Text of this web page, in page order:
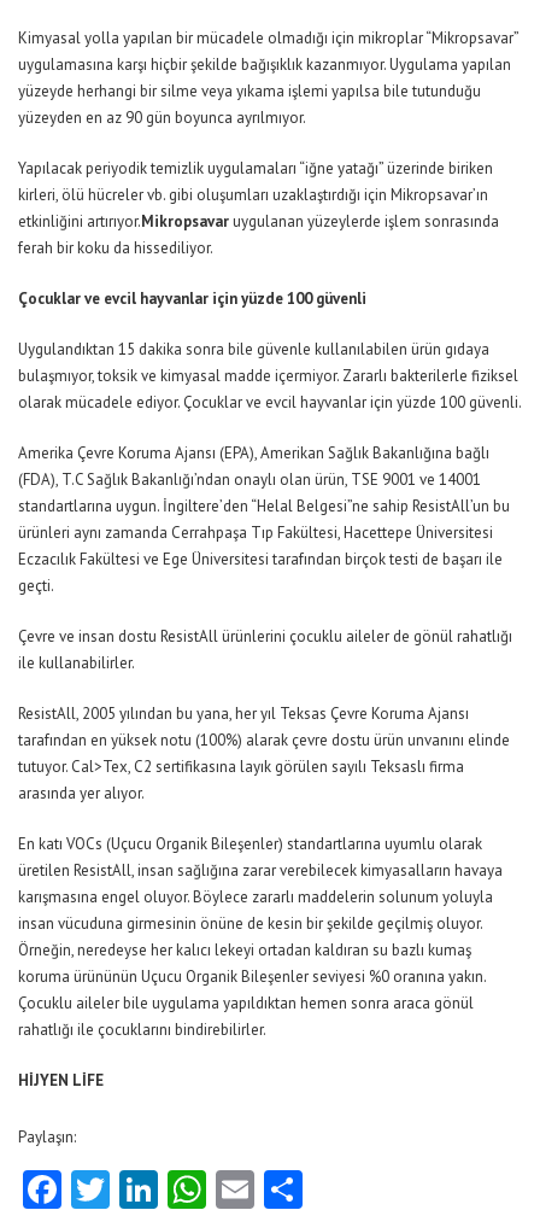
Kimyasal yolla yapılan bir mücadele olmadığı için mikroplar “Mikropsavar”
uygulamasına karşı hiçbir şekilde bağışıklık kazanmıyor. Uygulama yapılan
yüzeyde herhangi bir silme veya yıkama işlemi yapılsa bile tutunduğu
yüzeyden en az 90 gün boyunca ayrılmıyor.
Yapılacak periyodik temizlik uygulamaları “iğne yatağı” üzerinde biriken
kirleri, ölü hücreler vb. gibi oluşumları uzaklaştırdığı için Mikropsavar’ın
etkinliğini artırıyor.Mikropsavaruygulanan yüzeylerde işlem sonrasında
ferah bir koku da hissediliyor.
Çocuklar ve evcil hayvanlar için yüzde 100 güvenli
Uygulandıktan 15 dakika sonra bile güvenle kullanılabilen ürün gıdaya
bulaşmıyor, toksik ve kimyasal madde içermiyor. Zararlı bakterilerle fiziksel
olarak mücadele ediyor. Çocuklar ve evcil hayvanlar için yüzde 100 güvenli.
Amerika Çevre Koruma Ajansı (EPA), Amerikan Sağlık Bakanlığına bağlı
(FDA), T.C Sağlık Bakanlığı’ndan onaylı olan ürün, TSE 9001 ve 14001
standartlarına uygun. İngiltere’den “Helal Belgesi”ne sahip ResistAll’un bu
ürünleri aynı zamanda Cerrahpaşa Tıp Fakültesi, Hacettepe Üniversitesi
Eczacılık Fakültesi ve Ege Üniversitesi tarafından birçok testi de başarı ile
geçti.
Çevre ve insan dostu ResistAll ürünlerini çocuklu aileler de gönül rahatlığı
ile kullanabilirler.
ResistAll, 2005 yılından bu yana, her yıl Teksas Çevre Koruma Ajansı
tarafından en yüksek notu (100%) alarak çevre dostu ürün unvanını elinde
tutuyor. Cal>Tex, C2 sertifikasına layık görülen sayılı Teksaslı firma
arasında yer alıyor.
En katı VOCs (Uçucu Organik Bileşenler) standartlarına uyumlu olarak
üretilen ResistAll, insan sağlığına zarar verebilecek kimyasalların havaya
karışmasına engel oluyor. Böylece zararlı maddelerin solunum yoluyla
insan vücuduna girmesinin önüne de kesin bir şekilde geçilmiş oluyor.
Örneğin, neredeyse her kalıcı lekeyi ortadan kaldıran su bazlı kumaş
koruma ürününün Uçucu Organik Bileşenler seviyesi %0 oranına yakın.
Çocuklu aileler bile uygulama yapıldıktan hemen sonra araca gönül
rahatlığı ile çocuklarını bindirebilirler.
HİJYEN LİFE
Paylaşın:
Facebook
Twitter
LinkedIn
WhatsApp
Email